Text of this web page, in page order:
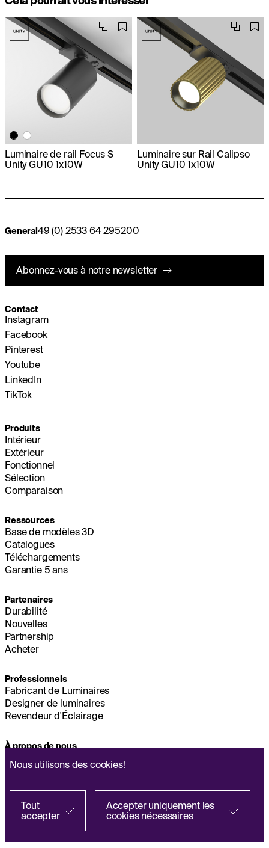
Chercher auprès d’un partenaire
Luminaire de rail Focus S
Unity GU10 1x10W
Luminaire sur Rail Calipso
Unity GU10 1x10W
Nous utilisons des cookies!
Tout
accepter
Accepter uniquement les
cookies nécessaires
General49 (0) 2533 64 295200
Abonnez-vous à notre newsletter
Contact
Instagram
Facebook
Pinterest
Youtube
LinkedIn
TikTok
Produits
Intérieur
Extérieur
Fonctionnel
Sélection
Comparaison
Ressources
Base de modèles 3D
Catalogues
Téléchargements
Garantie 5 ans
Partenaires
Durabilité
Nouvelles
Partnership
Acheter
Professionnels
Fabricant de Luminaires
Designer de luminaires
Revendeur d'Éclairage
À propos de nous
Siège Social
Personnelles
Conditions générales